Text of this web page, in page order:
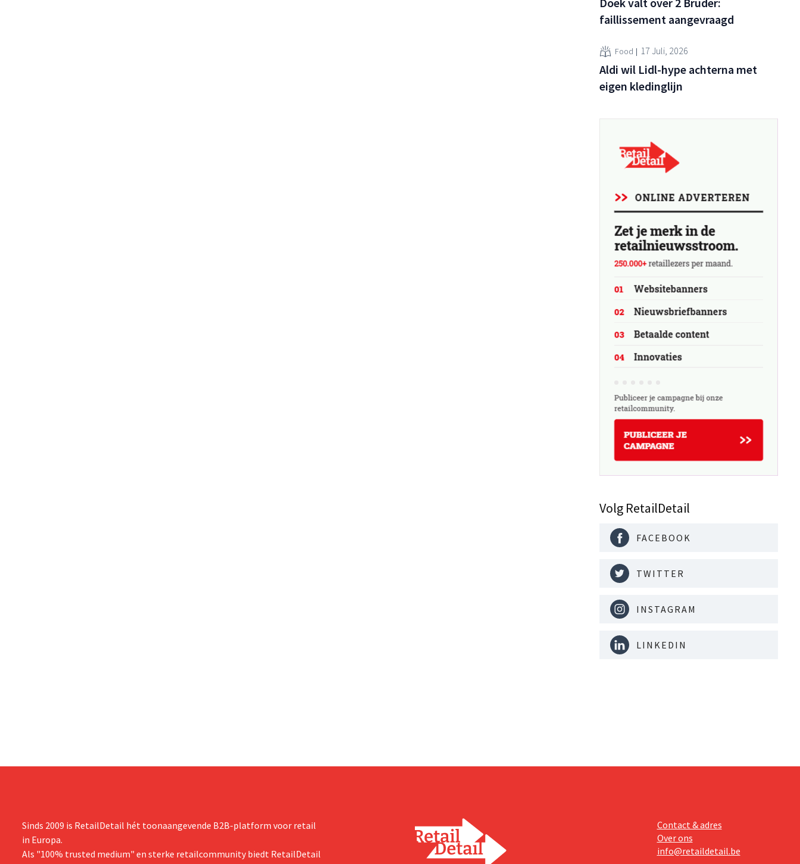
faillissement aangevraagd
Food 17 Juli, 2026
Aldi wil Lidl-hype achterna met
eigen kledinglijn
Volg RetailDetail
FACEBOOK
TWITTER
INSTAGRAM
LINKEDIN
Sinds 2009 is RetailDetail hét toonaangevende B2B-platform voor retail
in Europa.
Als "100% trusted medium" en sterke retailcommunity biedt RetailDetail
Contact & adres
Over ons
info@retaildetail.be